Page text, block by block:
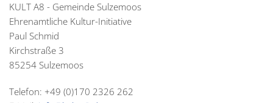
KULT A8 - Gemeinde Sulzemoos
Ehrenamtliche Kultur-Initiative
Paul Schmid
Kirchstraße 3
85254 Sulzemoos
Telefon: +49 (0)170 2326 262